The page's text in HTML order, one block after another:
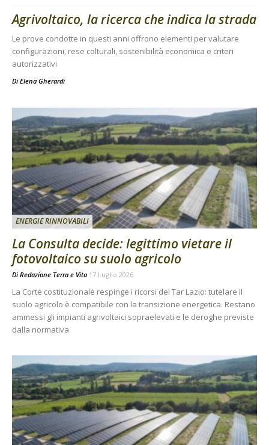
Agrivoltaico, la ricerca che indica la strada
Le prove condotte in questi anni offrono elementi per valutare
configurazioni, rese colturali, sostenibilità economica e criteri
autorizzativi
Di Elena Gherardi
ENERGIE RINNOVABILI
La Consulta decide: legittimo vietare il
fotovoltaico su suolo agricolo
Di Redazione Terra e Vita 17 Luglio 2026
La Corte costituzionale respinge i ricorsi del Tar Lazio: tutelare il
suolo agricolo è compatibile con la transizione energetica. Restano
ammessi gli impianti agrivoltaici sopraelevati e le deroghe previste
dalla normativa